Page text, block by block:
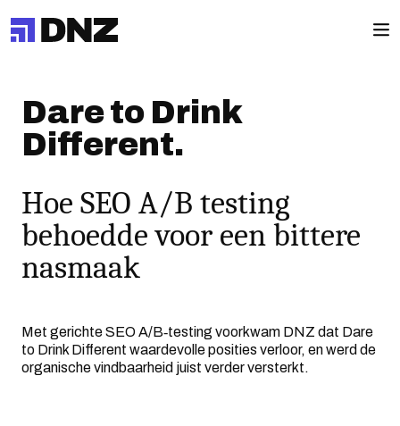
Dare to Drink
Different.
Hoe SEO A/B testing
behoedde voor een bittere
nasmaak
Met gerichte SEO A/B‑testing voorkwam DNZ dat Dare
to Drink Different waardevolle posities verloor, en werd de
organische vindbaarheid juist verder versterkt.